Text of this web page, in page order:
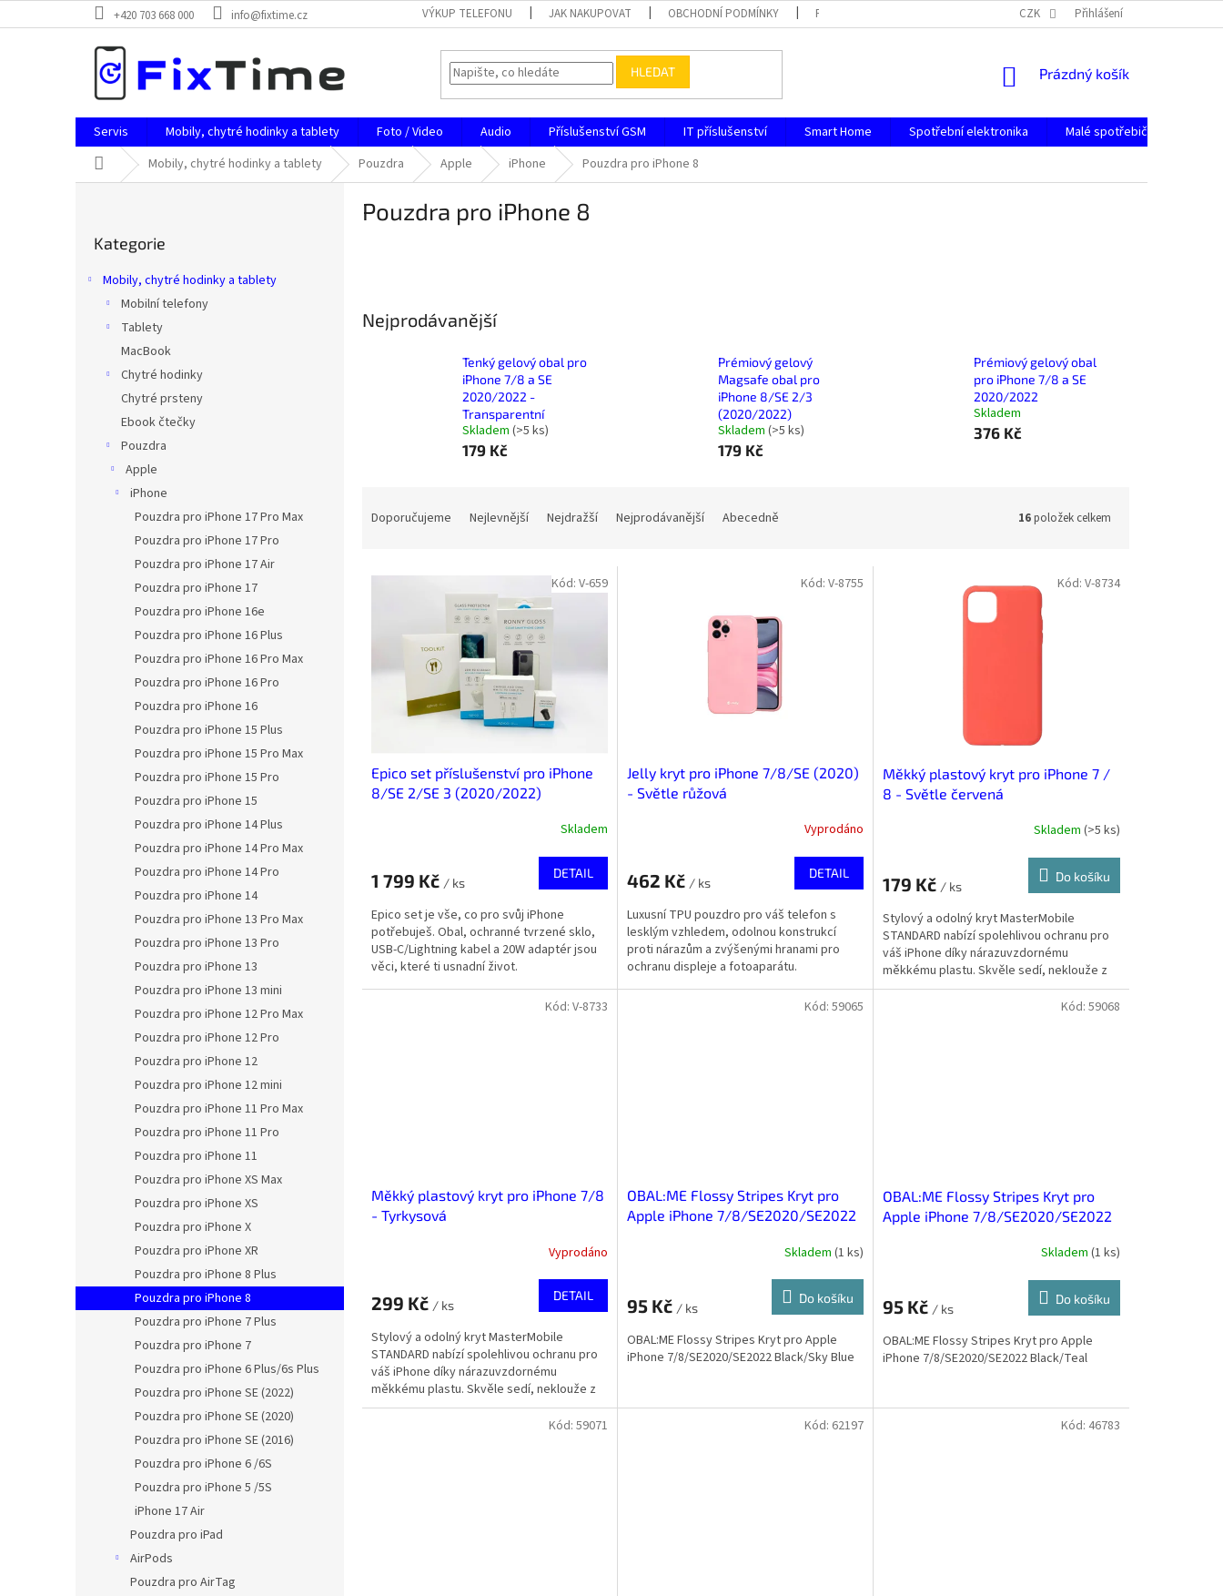
na
+420 703 668 000 info@fixtime.cz VÝKUP TELEFONU JAK NAKUPOVAT OBCHODNÍ PODMÍNKY PODMÍNKY OCHRANY OSOBNÍCH ÚDAJŮ CZK Přihlášení
HLEDAT
NÁKUPNÍ
Prázdný košík
Servis Mobily, chytré hodinky a tablety Foto / Video Audio Příslušenství GSM IT příslušenství Smart Home Spotřební elektronika Malé spotřebiče
Domů Mobily, chytré hodinky a tablety Pouzdra Apple iPhone Pouzdra pro iPhone 8
kategorie
Kategorie
Mobily, chytré hodinky a tablety
Mobilní telefony
Tablety
MacBook
Chytré hodinky
Chytré prsteny
Ebook čtečky
Pouzdra
Apple
iPhone
Pouzdra pro iPhone 17 Pro Max
Pouzdra pro iPhone 17 Pro
Pouzdra pro iPhone 17 Air
Pouzdra pro iPhone 17
Pouzdra pro iPhone 16e
Pouzdra pro iPhone 16 Plus
Pouzdra pro iPhone 16 Pro Max
Pouzdra pro iPhone 16 Pro
Pouzdra pro iPhone 16
Pouzdra pro iPhone 15 Plus
Pouzdra pro iPhone 15 Pro Max
Pouzdra pro iPhone 15 Pro
Pouzdra pro iPhone 15
Pouzdra pro iPhone 14 Plus
Pouzdra pro iPhone 14 Pro Max
Pouzdra pro iPhone 14 Pro
Pouzdra pro iPhone 14
Pouzdra pro iPhone 13 Pro Max
Pouzdra pro iPhone 13 Pro
Pouzdra pro iPhone 13
Pouzdra pro iPhone 13 mini
Pouzdra pro iPhone 12 Pro Max
Pouzdra pro iPhone 12 Pro
Pouzdra pro iPhone 12
Pouzdra pro iPhone 12 mini
Pouzdra pro iPhone 11 Pro Max
Pouzdra pro iPhone 11 Pro
Pouzdra pro iPhone 11
Pouzdra pro iPhone XS Max
Pouzdra pro iPhone XS
Pouzdra pro iPhone X
Pouzdra pro iPhone XR
Pouzdra pro iPhone 8 Plus
Pouzdra pro iPhone 8
Pouzdra pro iPhone 7 Plus
Pouzdra pro iPhone 7
Pouzdra pro iPhone 6 Plus/6s Plus
Pouzdra pro iPhone SE (2022)
Pouzdra pro iPhone SE (2020)
Pouzdra pro iPhone SE (2016)
Pouzdra pro iPhone 6 /6S
Pouzdra pro iPhone 5 /5S
iPhone 17 Air
Pouzdra pro iPad
AirPods
Pouzdra pro AirTag
Pouzdra pro iPhone 8
Nejprodávanější
Tenký gelový obal pro
iPhone 7/8 a SE
2020/2022 -
Transparentní
Skladem (>5 ks)
179 Kč
Prémiový gelový
Magsafe obal pro
iPhone 8/SE 2/3
(2020/2022)
Skladem (>5 ks)
179 Kč
Prémiový gelový obal
pro iPhone 7/8 a SE
2020/2022
Skladem
376 Kč
n
Doporučujeme Nejlevnější Nejdražší Nejprodávanější Abecedně 16položek celkem
V
p
Epico set příslušenství pro iPhone
8/SE 2/SE 3 (2020/2022)
Skladem
1 799 Kč / ks
DETAIL
Epico set je vše, co pro svůj iPhone
potřebuješ. Obal, ochranné tvrzené sklo,
USB-C/Lightning kabel a 20W adaptér jsou
věci, které ti usnadní život.
Kód: V-659
Jelly kryt pro iPhone 7/8/SE (2020)
- Světle růžová
Vyprodáno
462 Kč / ks
DETAIL
Luxusní TPU pouzdro pro váš telefon s
lesklým vzhledem, odolnou konstrukcí
proti nárazům a zvýšenými hranami pro
ochranu displeje a fotoaparátu.
Kód: V-8755
Měkký plastový kryt pro iPhone 7 /
8 - Světle červená
Skladem (>5 ks)
179 Kč / ks
Do košíku
Stylový a odolný kryt MasterMobile
STANDARD nabízí spolehlivou ochranu pro
váš iPhone díky nárazuvzdornému
měkkému plastu. Skvěle sedí, neklouže z
ruky, a chrání i kameru a...
Kód: V-8734
Měkký plastový kryt pro iPhone 7/8
- Tyrkysová
Vyprodáno
299 Kč / ks
DETAIL
Stylový a odolný kryt MasterMobile
STANDARD nabízí spolehlivou ochranu pro
váš iPhone díky nárazuvzdornému
měkkému plastu. Skvěle sedí, neklouže z
ruky, a chrání i kameru a...
Kód: V-8733
OBAL:ME Flossy Stripes Kryt pro
Apple iPhone 7/8/SE2020/SE2022
Skladem (1 ks)
95 Kč / ks
Do košíku
OBAL:ME Flossy Stripes Kryt pro Apple
iPhone 7/8/SE2020/SE2022 Black/Sky Blue
Kód: 59065
OBAL:ME Flossy Stripes Kryt pro
Apple iPhone 7/8/SE2020/SE2022
Skladem (1 ks)
95 Kč / ks
Do košíku
OBAL:ME Flossy Stripes Kryt pro Apple
iPhone 7/8/SE2020/SE2022 Black/Teal
Kód: 59068
Kód: 59071 Kód: 62197 Kód: 46783